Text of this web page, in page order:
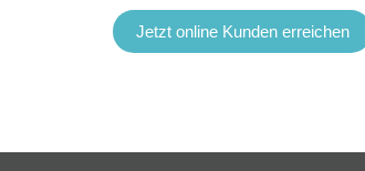
Jetzt online Kunden erreichen